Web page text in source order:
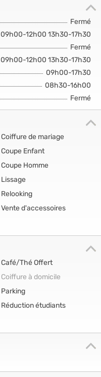
Fermé
09h00-12h00 13h30-17h30
Fermé
09h00-12h00 13h30-17h30
09h00-17h30
08h30-16h00
Fermé
Coiffure de mariage
Coupe Enfant
Coupe Homme
Lissage
Relooking
Vente d'accessoires
Café/Thé Offert
Coiffure à domicile
Parking
Réduction étudiants